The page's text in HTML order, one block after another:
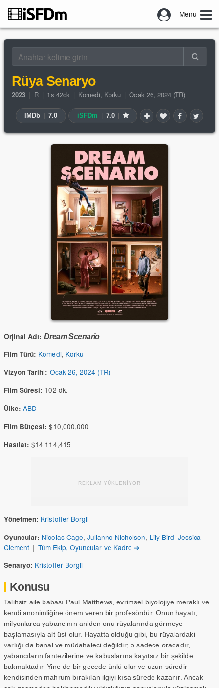
Menu
Rüya Senaryo
2023 R 1s 42dk Komedi, Korku Ocak 26, 2024 (TR)
IMDb 7.0 iSFDm 7.0
Orjinal Adı: Dream Scenario
Film Türü: Komedi, Korku
Vizyon Tarihi: Ocak 26, 2024 (TR)
Film Süresi: 102 dk.
Ülke: ABD
Film Bütçesi: $10,000,000
Hasılat: $14,114,415
REKLAM YÜKLENİYOR
Yönetmen: Kristoffer Borgli
Oyuncular: Nicolas Cage, Julianne Nicholson, Lily Bird, Jessica
Clement | Tüm Ekip, Oyuncular ve Kadro ➔
Senaryo: Kristoffer Borgli
Konusu
Talihsiz aile babası Paul Matthews, evrimsel biyolojiye meraklı ve
kendi anonimliğine önem veren bir profesördür. Onun hayatı,
milyonlarca yabancının aniden onu rüyalarında görmeye
başlamasıyla alt üst olur. Hayatta olduğu gibi, bu rüyalardaki
varlığı da banal ve müdahaleci değildir; o sadece oradadır,
yabancıların fantezilerine ve kabuslarına kayıtsız bir şekilde
bakmaktadır. Yine de bir gecede ünlü olur ve uzun süredir
kendisinden mahrum bırakılan ilgiyi kısa sürede kazanır. Ancak